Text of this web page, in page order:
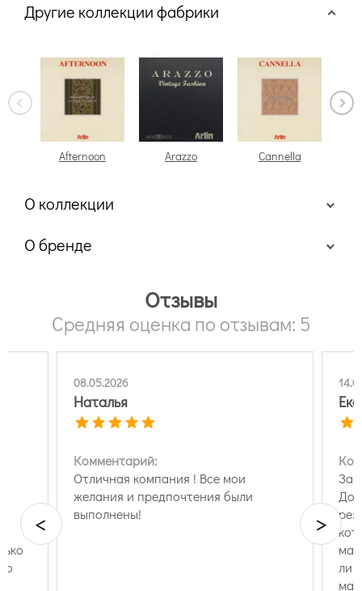
Другие коллекции фабрики
Afternoon Arazzo Cannella
О коллекции
О бренде
Отзывы
Средняя оценка по отзывам: 5
08.05.2026
Наталья
Комментарий:
Отличная компания ! Все мои
желания и предпочтения были
выполнены!
ли
< >